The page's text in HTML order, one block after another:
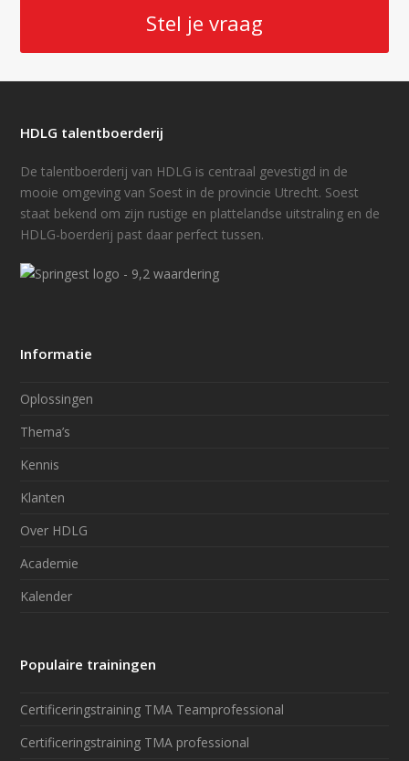
Heeft kennis van de ontwikkelbaarheid van competenties
Stel je vraag
HDLG talentboerderij
De talentboerderij van HDLG is centraal gevestigd in de
mooie omgeving van Soest in de provincie Utrecht. Soest
staat bekend om zijn rustige en plattelandse uitstraling en de
HDLG-boerderij past daar perfect tussen.
Informatie
Oplossingen
Thema’s
Kennis
Klanten
Over HDLG
Academie
Kalender
Populaire trainingen
Certificeringstraining TMA Teamprofessional
Certificeringstraining TMA professional